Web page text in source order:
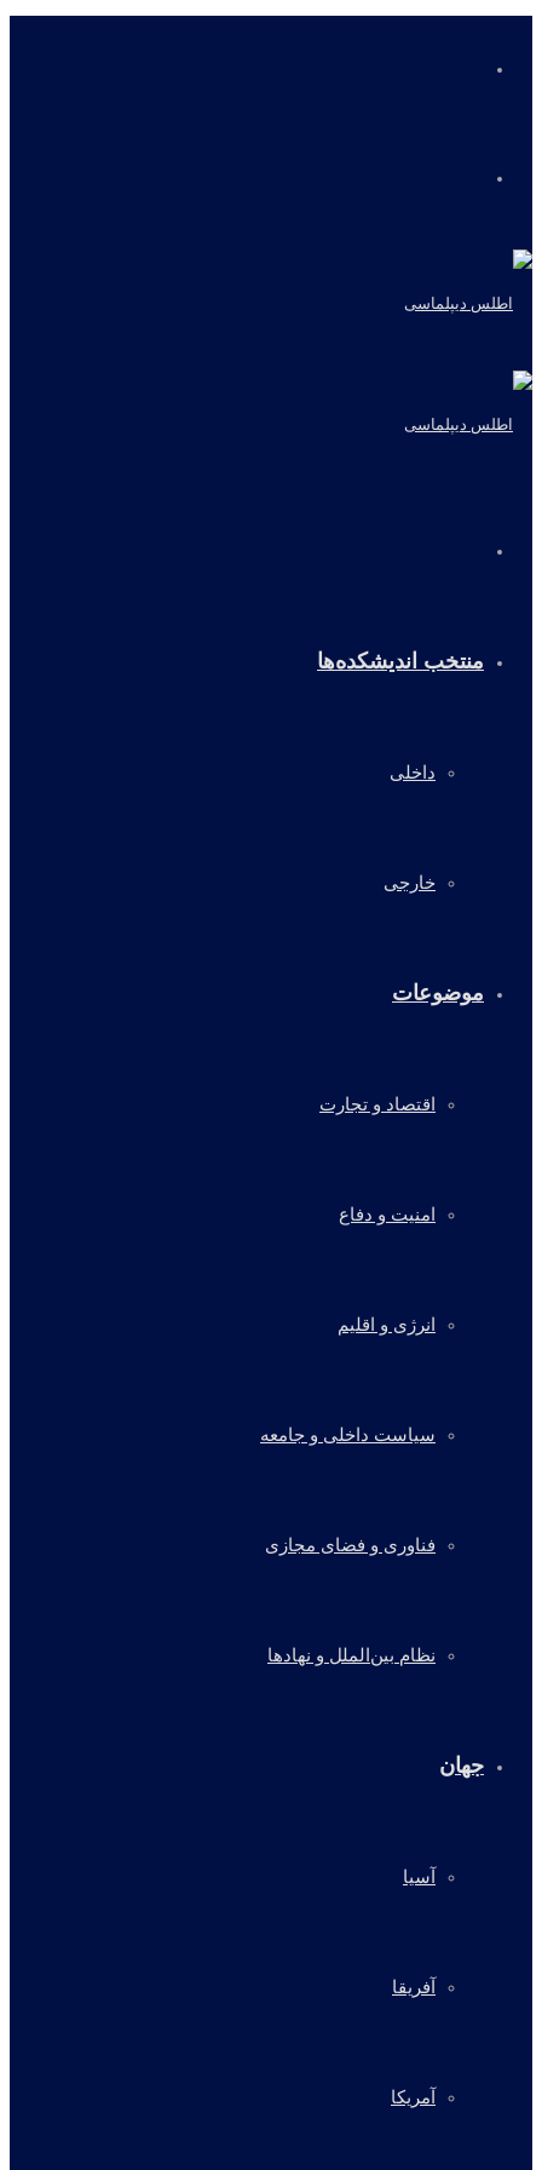
منتخب اندیشکده‌ها
داخلی
خارجی
موضوعات
اقتصاد و تجارت
امنیت و دفاع
انرژی و اقلیم
سیاست داخلی و جامعه
فناوری و فضای مجازی
نظام بین‌الملل و نهادها
جهان
آسیا
آفریقا
آمریکا